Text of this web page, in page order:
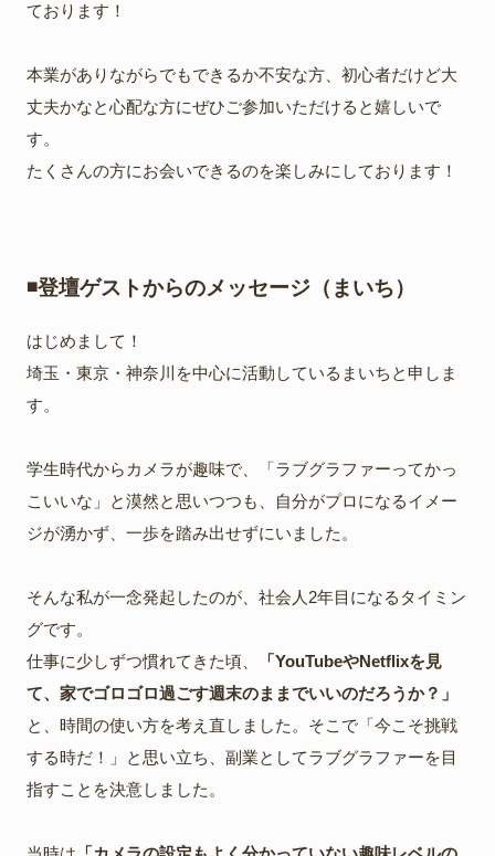
ております！
本業がありながらでもできるか不安な方、初心者だけど大
丈夫かなと心配な方にぜひご参加いただけると嬉しいで
す。
たくさんの方にお会いできるのを楽しみにしております！
◾️登壇ゲストからのメッセージ（まいち）
はじめまして！
埼玉・東京・神奈川を中心に活動しているまいちと申しま
す。
学生時代からカメラが趣味で、「ラブグラファーってかっ
こいいな」と漠然と思いつつも、自分がプロになるイメー
ジが湧かず、一歩を踏み出せずにいました。
そんな私が一念発起したのが、社会人2年目になるタイミン
グです。
仕事に少しずつ慣れてきた頃、
「YouTubeやNetflixを見
て、家でゴロゴロ過ごす週末のままでいいのだろうか？」
と、時間の使い方を考え直しました。そこで「今こそ挑戦
する時だ！」と思い立ち、副業としてラブグラファーを目
指すことを決意しました。